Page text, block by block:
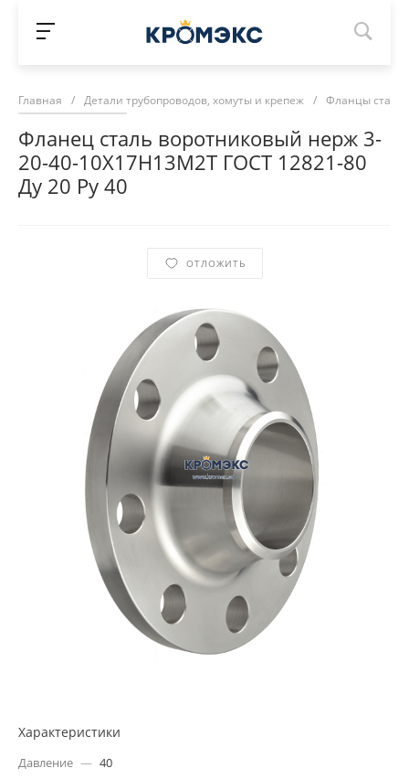
Главная / Детали трубопроводов, хомуты и крепеж / Фланцы
Фланец сталь воротниковый нерж 3-
20-40-10Х17Н13М2Т ГОСТ 12821-80
Ду 20 Ру 40
ОТЛОЖИТЬ
Характеристики
Давление — 40